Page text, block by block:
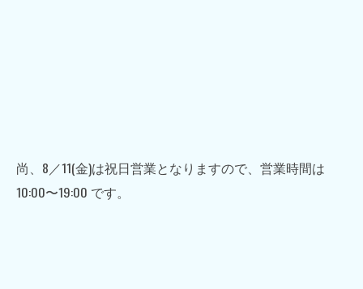
尚、8／11(金)は祝日営業となりますので、営業時間は
10:00〜19:00 です。